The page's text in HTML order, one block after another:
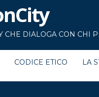
CHE DIALOGA CON CHI
CODICE ETICO LA